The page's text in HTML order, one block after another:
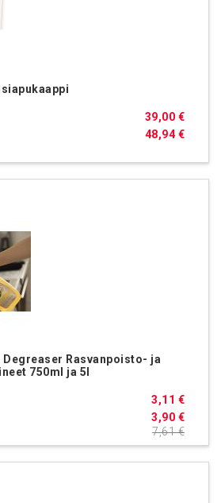
48,94 €
39,00 €
Rasvanpoisto- ja
750ml ja 5l
3,90 €
3,11 €
7,61 €